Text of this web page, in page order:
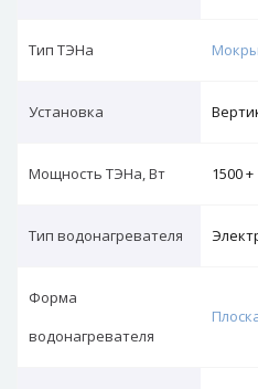
Тип ТЭНа
Установка
Мощность ТЭНа, Вт 1500 +
Тип водонагревателя
Форма
водонагревателя